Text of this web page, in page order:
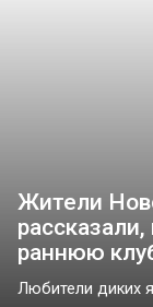
Жители
раннюю
Любители диких